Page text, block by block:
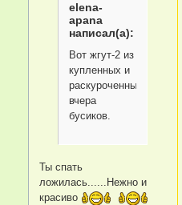
elena-
apana
написал(а):
Вот жгут-2 из
купленных и
раскуроченных
вчера
бусиков.
Ты спать
ложилась......Нежно и
красиво